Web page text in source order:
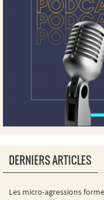
DERNIERS ARTICLES
Les micro-agressions